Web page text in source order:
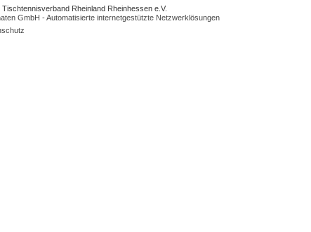
Rheinland Rheinhessen e.V.
GmbH - Automatisierte internetgestützte Netzwerklösungen